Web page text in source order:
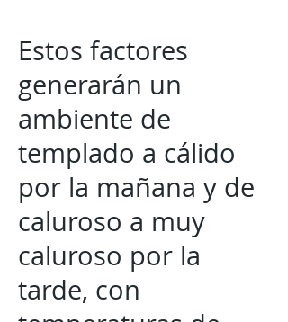
Estos factores
generarán un
ambiente de
templado a cálido
por la mañana y de
caluroso a muy
caluroso por la
tarde, con